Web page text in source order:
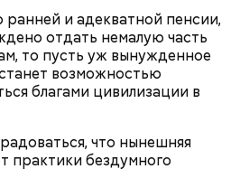
и адекватной пенсии,
отдать немалую часть
то пусть уж вынужденное
возможностью
благами цивилизации в
что нынешняя
практики бездумного